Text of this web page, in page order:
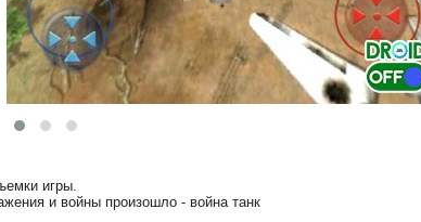
игры.
и войны произошло - война танк